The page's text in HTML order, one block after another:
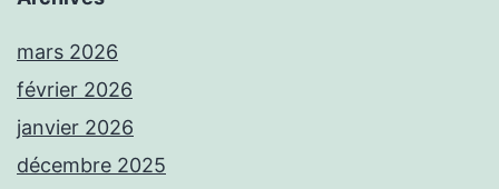
mars 2026
février 2026
janvier 2026
décembre 2025